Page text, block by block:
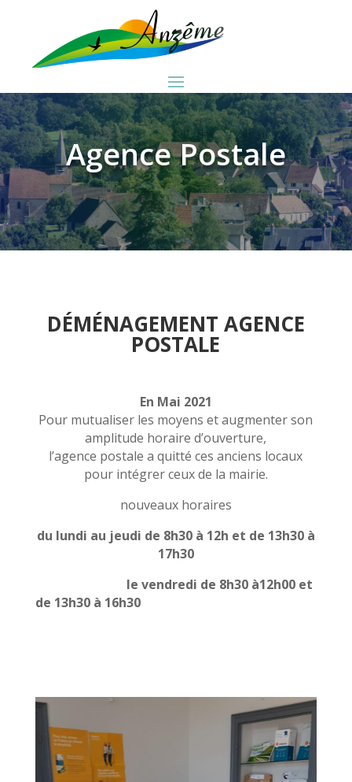
Agence Postale
DÉMÉNAGEMENT AGENCE
POSTALE
En Mai 2021
Pour mutualiser les moyens et augmenter son
amplitude horaire d’ouverture,
l’agence postale a quitté ces anciens locaux
pour intégrer ceux de la mairie.
nouveaux horaires
du lundi au jeudi de 8h30 à 12h et de 13h30 à
17h30
le vendredi de 8h30 à12h00 et
de 13h30 à 16h30